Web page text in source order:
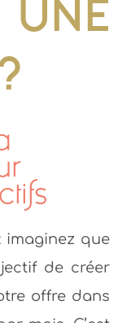
imaginez que
de créer
offre dans